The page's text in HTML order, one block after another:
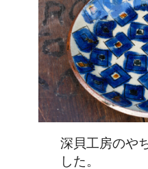
深貝工房のや
した。